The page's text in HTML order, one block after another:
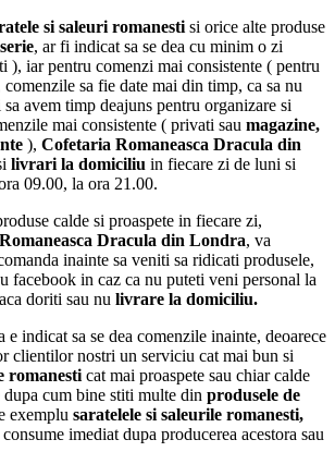
si saleuri romanesti si orice alte produse
, ar fi indicat sa se dea cu minim o zi
), iar pentru comenzi mai consistente ( pentru
sa fie date mai din timp, ca sa nu
avem timp deajuns pentru organizare si
mai consistente ( privati sau magazine,
), Cofetaria Romaneasca Dracula din
livrari la domiciliu in fiecare zi de luni si
09.00, la ora 21.00.
calde si proaspete in fiecare zi,
Dracula din Londra, va
inainte sa veniti sa ridicati produsele,
facebook in caz ca nu puteti veni personal la
doriti sau nu livrare la domiciliu.
indicat sa se dea comenzile inainte, deoarece
clientilor nostri un serviciu cat mai bun si
romanesti cat mai proaspete sau chiar calde
dupa cum bine stiti multe din produsele de
exemplu saratelele si saleurile romanesti,
imediat dupa producerea acestora sau